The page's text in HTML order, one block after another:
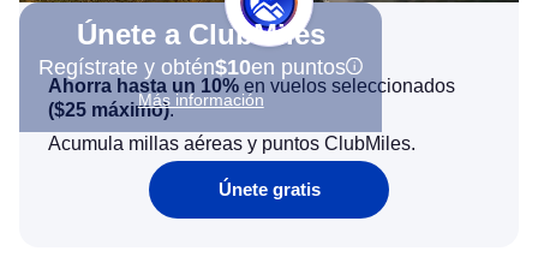
Únete a ClubMiles
Regístrate y obtén$10en puntos
Más información
Ahorra hasta un 10% en vuelos seleccionados
($25 máximo).
Acumula millas aéreas y puntos ClubMiles.
Únete gratis